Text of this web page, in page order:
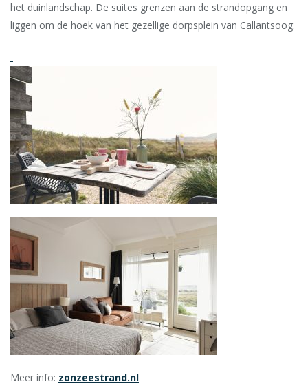
het duinlandschap. De suites grenzen aan de strandopgang en
liggen om de hoek van het gezellige dorpsplein van Callantsoog.
Meer info: zonzeestrand.nl